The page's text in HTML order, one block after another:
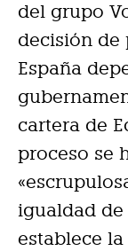
del grupo
decisión de
España
cartera de
proceso se
igualdad
establece